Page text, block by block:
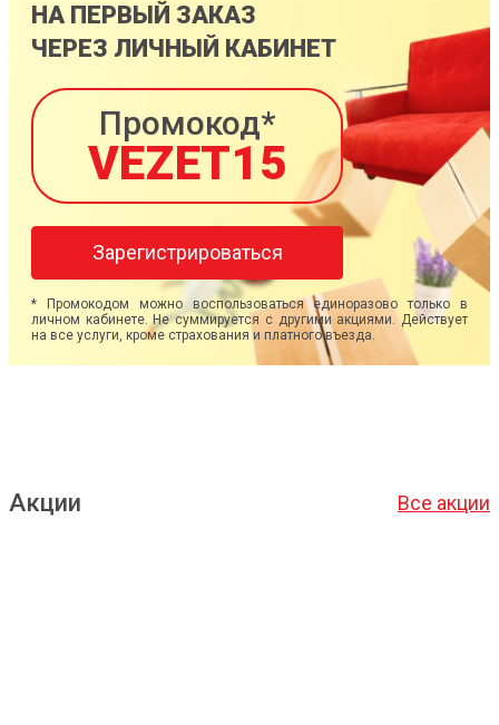
НА ПЕРВЫЙ ЗАКАЗ
ЧЕРЕЗ ЛИЧНЫЙ КАБИНЕТ
Промокод*
VEZET15
Зарегистрироваться
* Промокодом можно воспользоваться единоразово только в
личном кабинете. Не суммируется с другими акциями. Действует
на все услуги, кроме страхования и платного въезда.
Акции Все акции